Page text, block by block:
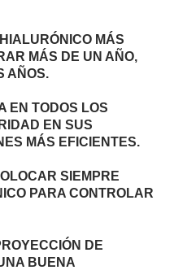
MÁS
MÁS DE UN AÑO,
AÑOS.
EN TODOS LOS
EN SUS
MÁS EFICIENTES.
SIEMPRE
PARA CONTROLAR
DE
BUENA